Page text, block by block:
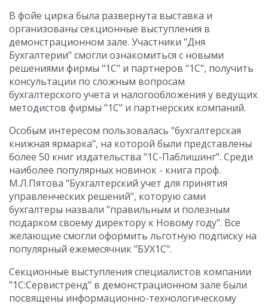
В фойе цирка была развернута выставка и
организованы секционные выступления в
демонстрационном зале. Участники "Дня
Бухгалтерии" смогли ознакомиться с новыми
решениями фирмы "1С" и партнеров "1С", получить
консультации по сложным вопросам
бухгалтерского учета и налогообложения у ведущих
методистов фирмы "1С" и партнерских компаний.
Особым интересом пользовалась "бухгалтерская
книжная ярмарка", на которой были представлены
более 50 книг издательства "1С-Паблишинг". Среди
наиболее популярных новинок - книга проф.
М.Л.Пятова "Бухгалтерский учет для принятия
управленческих решений", которую сами
бухгалтеры назвали "правильным и полезным
подарком своему директору к Новому году". Все
желающие смогли оформить льготную подписку на
популярный ежемесячник "БУХ1С".
Секционные выступления специалистов компании
"1С:Сервистренд" в демонстрационном зале были
посвящены информационно-технологическому